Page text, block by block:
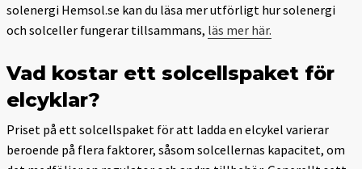
solenergi Hemsol.se kan du läsa mer utförligt hur solenergi
och solceller fungerar tillsammans, läs mer här.
Vad kostar ett solcellspaket för
elcyklar?
Priset på ett solcellspaket för att ladda en elcykel varierar
beroende på flera faktorer, såsom solcellernas kapacitet, om